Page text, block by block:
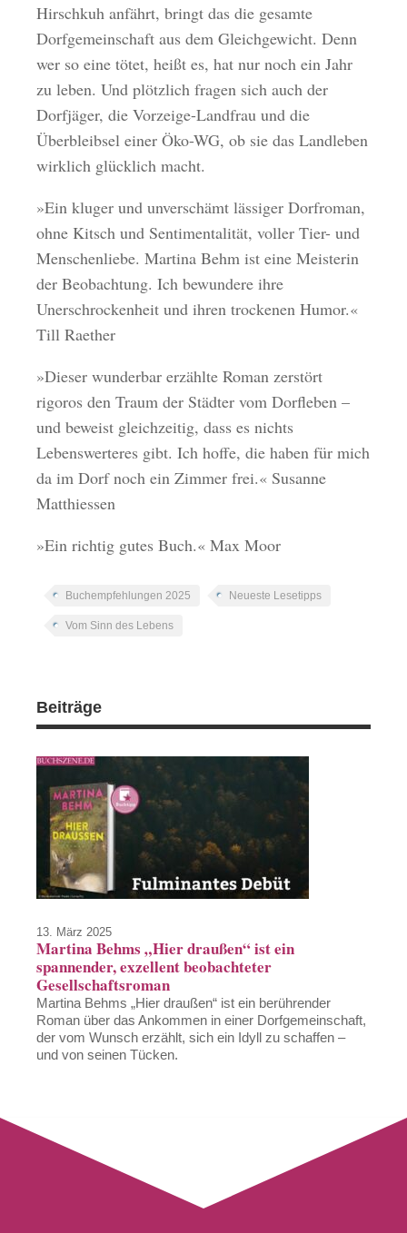
Hirschkuh anfährt, bringt das die gesamte
Dorfgemeinschaft aus dem Gleichgewicht. Denn
wer so eine tötet, heißt es, hat nur noch ein Jahr
zu leben. Und plötzlich fragen sich auch der
Dorfjäger, die Vorzeige-Landfrau und die
Überbleibsel einer Öko-WG, ob sie das Landleben
wirklich glücklich macht.
»Ein kluger und unverschämt lässiger Dorfroman,
ohne Kitsch und Sentimentalität, voller Tier- und
Menschenliebe. Martina Behm ist eine Meisterin
der Beobachtung. Ich bewundere ihre
Unerschrockenheit und ihren trockenen Humor.«
Till Raether
»Dieser wunderbar erzählte Roman zerstört
rigoros den Traum der Städter vom Dorfleben –
und beweist gleichzeitig, dass es nichts
Lebenswerteres gibt. Ich hoffe, die haben für mich
da im Dorf noch ein Zimmer frei.« Susanne
Matthiessen
»Ein richtig gutes Buch.« Max Moor
Buchempfehlungen 2025 Neueste Lesetipps
Vom Sinn des Lebens
Beiträge
13. März 2025
Martina Behms „Hier draußen“ ist ein
spannender, exzellent beobachteter
Gesellschaftsroman
Martina Behms „Hier draußen“ ist ein berührender
Roman über das Ankommen in einer Dorfgemeinschaft,
der vom Wunsch erzählt, sich ein Idyll zu schaffen –
und von seinen Tücken.